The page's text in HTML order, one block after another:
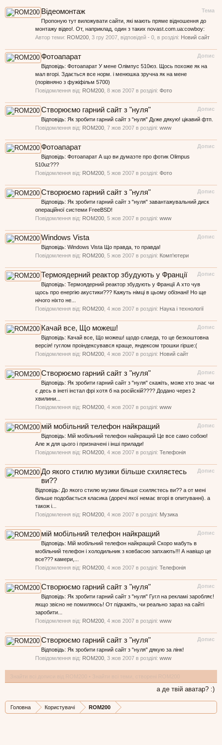
Тема
Відеомонтаж
Пропоную тут виложувати сайти, які мають пряме відношення до
монтажу відео!. От, наприклад, один з таких novast.com.ua:cowboy:
Автор теми: ROM200 3 гру 2007 , відповідей - 0, в розділі: Новий сайт
Допис
Фотоапарат
Відповідь: Фотоапарат У мене Олімпус 510юз. Щось похоже як на
мал вгорі. Здається все норм. і менюшка зручна як на мене
(порівняно з фужіфільм 5700)
Повідомлення від: ROM200 8 жов 2007 в розділі: Фото
Допис
Створюємо гарний сайт з "нуля"
Відповідь: Як зробити гарний сайт з "нуля" Дуже дякую! цікавий фтп.
Повідомлення від: ROM200 7 жов 2007 в розділі: www
Допис
Фотоапарат
Відповідь: Фотоапарат А що ви думаэте про фотик Olimpus
510uz???
Повідомлення від: ROM200 5 жов 2007 в розділі: Фото
Допис
Створюємо гарний сайт з "нуля"
Відповідь: Як зробити гарний сайт з "нуля" завантажувальний диск
операційної системи FreeBSD!
Повідомлення від: ROM200 5 жов 2007 в розділі: www
Допис
Windows Vista
Відповідь: Windows Vista Що правда, то правда!
Повідомлення від: ROM200 5 жов 2007 в розділі: Комп'ютери
Допис
Термоядерний реактор збудують у Франції
Відповідь: Термоядерний реактор збудують у Франції А хто чув
щось про енергію акустики??? Кажуть німці в цьому обізнані! Но ще
нічого ніхто не...
Повідомлення від: ROM200 4 жов 2007 в розділі: Наука і технології
Допис
Качай все, Що можеш!
Відповідь: Качай все, Що можеш! щодо слаеда, то це безкоштовна
версія! гуглом проіндексувався краще, яндексом трошки гірше:(
Повідомлення від: ROM200 4 жов 2007 в розділі: Новий сайт
Допис
Створюємо гарний сайт з "нуля"
Відповідь: Як зробити гарний сайт з "нуля" скажіть, може хто знає чи
є десь в інеті інстал фрі хотя б на російскій???? Додано через 2
хвилини...
Повідомлення від: ROM200 4 жов 2007 в розділі: www
Допис
мій мобільний телефон найкращий
Відповідь: Мій мобільний телефон найкращий Це все само собою!
Але ж для цього і призначені і інші прилади!
Повідомлення від: ROM200 4 жов 2007 в розділі: Телефонія
Допис
До якого стилю музики більше схиляєтесь
ви??
Відповідь: До якого стилю музики більше схиляєтесь ви?? а от мені
більше подобається класика (доречі якої немає вгорі в опитуванні). а
також і...
Повідомлення від: ROM200 4 жов 2007 в розділі: Музика
Допис
мій мобільний телефон найкращий
Відповідь: Мій мобільний телефон найкращий Скоро мабуть в
мобільний телефон і холодильник з ковбасою запхають!!! А навіщо це
все??? камери,...
Повідомлення від: ROM200 4 жов 2007 в розділі: Телефонія
Допис
Створюємо гарний сайт з "нуля"
Відповідь: Як зробити гарний сайт з "нуля" Гугл на рекламі заробляє!
якщо звісно не помиляюсь! От підкажіть, чи реально зараз на сайті
заробити...
Повідомлення від: ROM200 4 жов 2007 в розділі: www
Допис
Створюємо гарний сайт з "нуля"
Відповідь: Як зробити гарний сайт з "нуля" дякую за лінк!
Повідомлення від: ROM200 3 жов 2007 в розділі: www
а де твій аватар? :)
Головна Користувачі ROM200